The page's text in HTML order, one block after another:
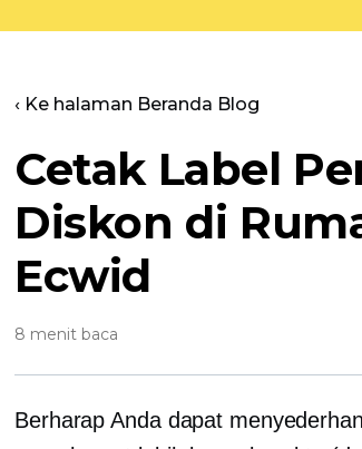
‹ Ke halaman Beranda Blog
Cetak Label
Diskon di
Ecwid
8 menit baca
Berharap Anda dapat